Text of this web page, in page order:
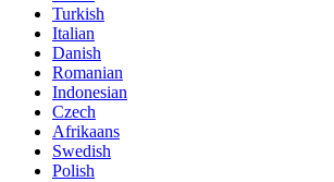
Turkish
Italian
Danish
Romanian
Indonesian
Czech
Afrikaans
Swedish
Polish